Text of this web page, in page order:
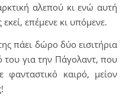
αλεπού κι ενώ αυτή
επέμενε κι υπόμενε.
πάει δώρο δύο εισιτήρια
για την Πάγολαντ, που
φανταστικό καιρό, μείον